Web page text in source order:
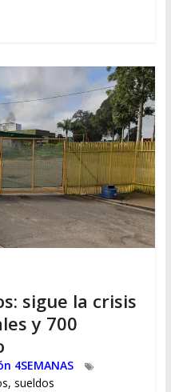
sigue la crisis
y 700
4SEMANAS
, sueldos